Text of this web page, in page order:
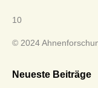
10
© 2024
Neueste Beiträge